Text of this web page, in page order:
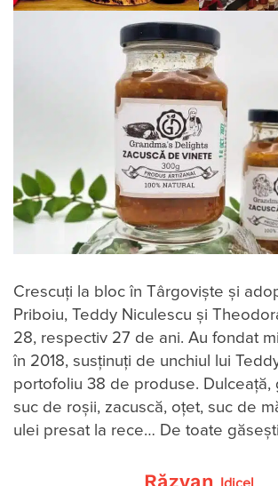
Crescuți la bloc în Târgoviște și
Priboiu, Teddy Niculescu și
28, respectiv 27 de ani. Au fondat
în 2018, susținuți de unchiul lui
portofoliu 38 de produse. Dulceață,
suc de roșii, zacuscă, oțet, suc de
ulei presat la rece… De toate
Răzvan